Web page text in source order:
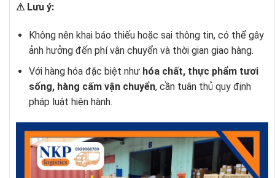
⚠ Lưu ý:
Không nên khai báo thiếu hoặc sai thông tin, có thể gây
ảnh hưởng đến phí vận chuyển và thời gian giao hàng.
Với hàng hóa đặc biệt như hóa chất, thực phẩm tươi
sống, hàng cấm vận chuyển, cần tuân thủ quy định
pháp luật hiện hành.